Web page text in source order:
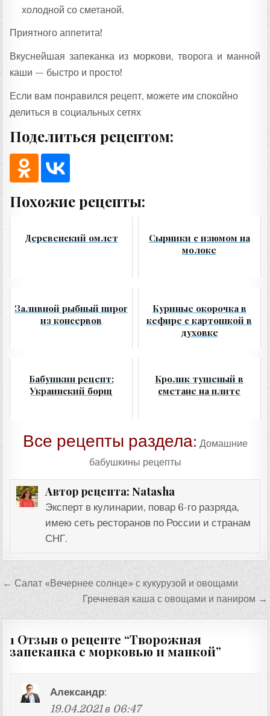
холодной со сметаной.
Приятного аппетита!
Вкуснейшая запеканка из моркови, творога и манной
каши — быстро и просто!
Если вам понравился рецепт, можете им спокойно
делиться в социальных сетях
Поделиться рецептом:
Похожие рецепты:
Деревенский омлет
Сырники с изюмом на
молоке
Заливной рыбный пирог
из консервов
Куриные окорочка в
кефире с картошкой в
духовке
Бабушкин рецепт:
Украинский борщ
Кролик тушеный в
сметане на плите
Все рецепты раздела: Домашние
бабушкины рецепты
Автор рецепта: Natasha
Эксперт в кулинарии, повар 6-го разряда,
имею сеть ресторанов по России и странам
СНГ.
Навигация
по
записям
← Салат «Вечернее солнце» с кукурузой и овощами
Гречневая каша с овощами и паниром →
1 Отзыв о рецепте “Творожная
запеканка с морковью и манкой”
Александр:
19.04.2021 в 06:47